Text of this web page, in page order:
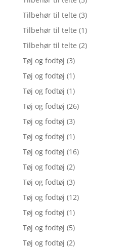
Tilbehør til telte (3)
Tilbehør til telte (1)
Tilbehør til telte (2)
Tøj og fodtøj (3)
Tøj og fodtøj (1)
Tøj og fodtøj (1)
Tøj og fodtøj (26)
Tøj og fodtøj (3)
Tøj og fodtøj (1)
Tøj og fodtøj (16)
Tøj og fodtøj (2)
Tøj og fodtøj (3)
Tøj og fodtøj (12)
Tøj og fodtøj (1)
Tøj og fodtøj (5)
Tøj og fodtøj (2)